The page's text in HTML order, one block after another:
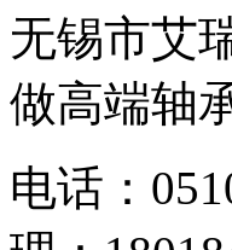
无锡市艾
做高端轴
电话：